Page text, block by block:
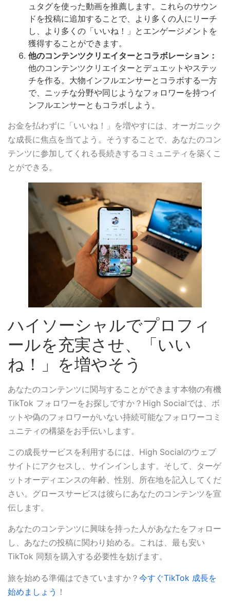
ュタグを使った動画を推薦します。これらのサウン
ドを投稿に追加することで、より多くの人にリーチ
し、より多くの「いいね！」とエンゲージメントを
獲得することができます。
他のコンテンツクリエイターとコラボレーション：
他のコンテンツクリエイターとデュエットやステッ
チを作る。大物インフルエンサーとコラボする一方
で、ニッチな分野や同じようなフォロワーを持つイ
ンフルエンサーともコラボしよう。
お金を払わずに「いいね！」を増やすには、オーガニック
な成長に焦点を当てよう。そうすることで、あなたのコン
テンツに参加してくれる長続きするコミュニティを築くこ
とができる。
ハイソーシャルでプロフィ
ールを充実させ、「いい
ね！」を増やそう
あなたのコンテンツに関与することができます本物の有機
TikTok フォロワーをお探しですか？High Socialでは、ボ
ットや偽のフォロワーがいない持続可能なフォロワーコミ
ュニティの構築をお手伝いします。
この成長サービスを利用するには、High Socialのウェブ
サイトにアクセスし、サインインします。そして、ターゲ
ットオーディエンスの年齢、性別、所在地を記入してくだ
さい。グロースサービスは彼らにあなたのコンテンツを宣
伝します。
あなたのコンテンツに興味を持った人があなたをフォロー
し、あなたの投稿に関わり始める。これは、最も安い
TikTok 同類を購入する必要性を妨げます。
旅を始める準備はできていますか？ 今すぐTikTok 成長を
始めましょう ！